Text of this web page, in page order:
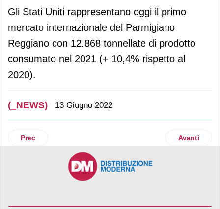
Gli Stati Uniti rappresentano oggi il primo
mercato internazionale del Parmigiano
Reggiano con 12.868 tonnellate di prodotto
consumato nel 2021 (+ 10,4% rispetto al
2020).
(_NEWS) 13 Giugno 2022
Articolo precedente: Leroy Merlin presenta “Arky”, la
Prec Articolo
Avanti